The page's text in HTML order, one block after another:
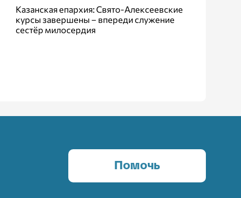
Казанская епархия: Свято-Алексеевские
курсы завершены – впереди служение
сестёр милосердия
Помочь